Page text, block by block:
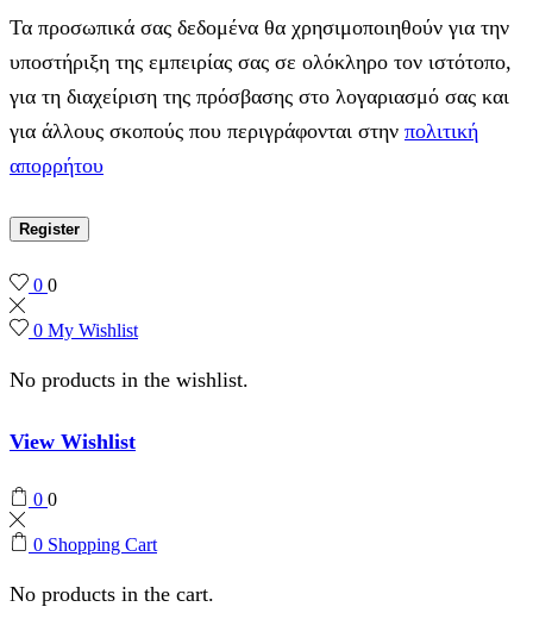
Τα προσωπικά σας δεδομένα θα χρησιμοποιηθούν για την
υποστήριξη της εμπειρίας σας σε ολόκληρο τον ιστότοπο,
για τη διαχείριση της πρόσβασης στο λογαριασμό σας και
για άλλους σκοπούς που περιγράφονται στην πολιτική
απορρήτου
Register
0 0
0 My Wishlist
No products in the wishlist.
View Wishlist
0 0
0 Shopping Cart
No products in the cart.